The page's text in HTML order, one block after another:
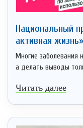
Национальный
активная
Многие заболевания
а делать выводы
Читать далее